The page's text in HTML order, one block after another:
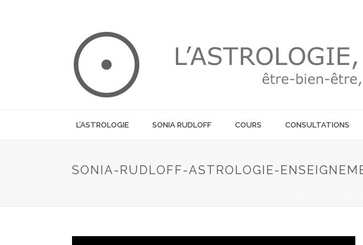
L’ASTROLOGIE SONIA RUDLOFF COURS CONSULTATIONS
SONIA-RUDLOFF-ASTROLOGIE-